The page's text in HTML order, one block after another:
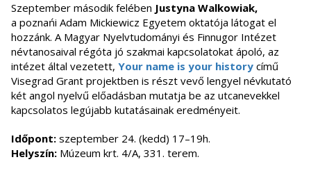
Szeptember második felében Justyna Walkowiak,
a poznańi Adam Mickiewicz Egyetem oktatója látogat el
hozzánk. A Magyar Nyelvtudományi és Finnugor Intézet
névtanosaival régóta jó szakmai kapcsolatokat ápoló, az
intézet által vezetett, Your name is your history című
Visegrad Grant projektben is részt vevő lengyel névkutató
két angol nyelvű előadásban mutatja be az utcanevekkel
kapcsolatos legújabb kutatásainak eredményeit.
Időpont: szeptember 24. (kedd) 17–19h.
Helyszín: Múzeum krt. 4/A, 331. terem.